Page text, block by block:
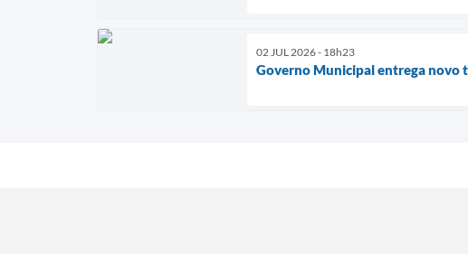
02 JUL 2026 - 18h23
Governo Municipal entrega novo